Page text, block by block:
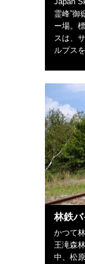
霊峰”御
ー場。
スは、
ルプス
林鉄バ
かつて
王滝森
中、松